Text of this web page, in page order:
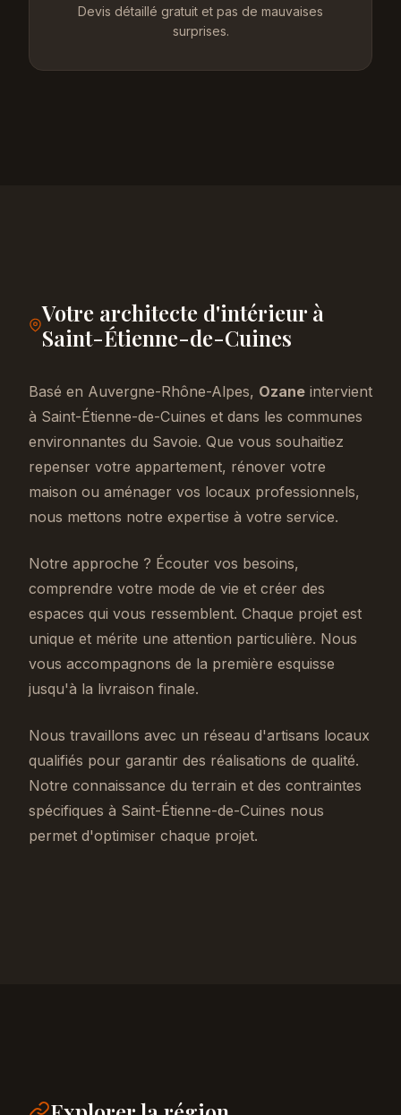
Devis détaillé gratuit et pas de mauvaises
surprises.
Votre architecte d'intérieur à
Saint-Étienne-de-Cuines
Basé en Auvergne-Rhône-Alpes, Ozane intervient
à Saint-Étienne-de-Cuines et dans les communes
environnantes du Savoie. Que vous souhaitiez
repenser votre appartement, rénover votre
maison ou aménager vos locaux professionnels,
nous mettons notre expertise à votre service.
Notre approche ? Écouter vos besoins,
comprendre votre mode de vie et créer des
espaces qui vous ressemblent. Chaque projet est
unique et mérite une attention particulière. Nous
vous accompagnons de la première esquisse
jusqu'à la livraison finale.
Nous travaillons avec un réseau d'artisans locaux
qualifiés pour garantir des réalisations de qualité.
Notre connaissance du terrain et des contraintes
spécifiques à Saint-Étienne-de-Cuines nous
permet d'optimiser chaque projet.